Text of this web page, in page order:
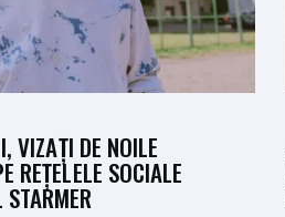
VIZAȚI DE NOILE
REȚELELE SOCIALE